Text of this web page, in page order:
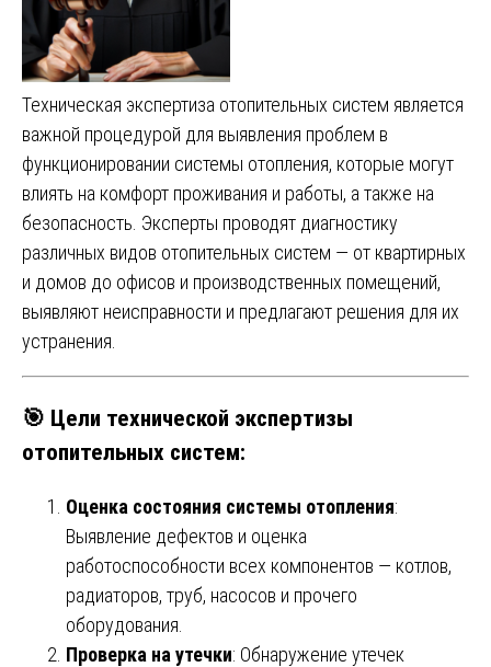
Техническая экспертиза отопительных систем является
важной процедурой для выявления проблем в
функционировании системы отопления, которые могут
влиять на комфорт проживания и работы, а также на
безопасность. Эксперты проводят диагностику
различных видов отопительных систем — от квартирных
и домов до офисов и производственных помещений,
выявляют неисправности и предлагают решения для их
устранения.
🎯 Цели технической экспертизы
отопительных систем:
Оценка состояния системы отопления:
Выявление дефектов и оценка
работоспособности всех компонентов — котлов,
радиаторов, труб, насосов и прочего
оборудования.
Проверка на утечки: Обнаружение утечек